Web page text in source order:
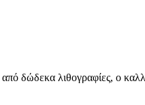
δώδεκα λιθογραφίες, ο